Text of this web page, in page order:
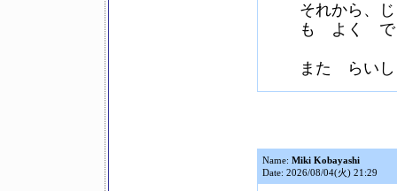
それから、
も よく で
また らいし
Name: Miki Kobayashi
Date: 2026/08/04(火) 21:29